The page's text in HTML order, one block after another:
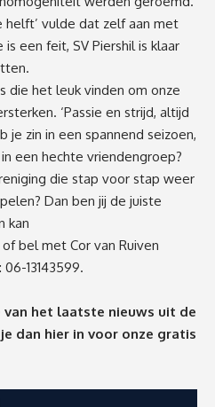
helft’ vulde dat zelf aan met
een feit, SV Piershil is klaar
die het leuk vinden om onze
‘Passie en strijd, altijd
je zin in een spannend seizoen,
een hechte vriendengroep?
die stap voor stap weer
Dan ben jij de juiste
kan
of bel met Cor van Ruiven
13143599.
het laatste nieuws uit de
dan hier in voor onze gratis